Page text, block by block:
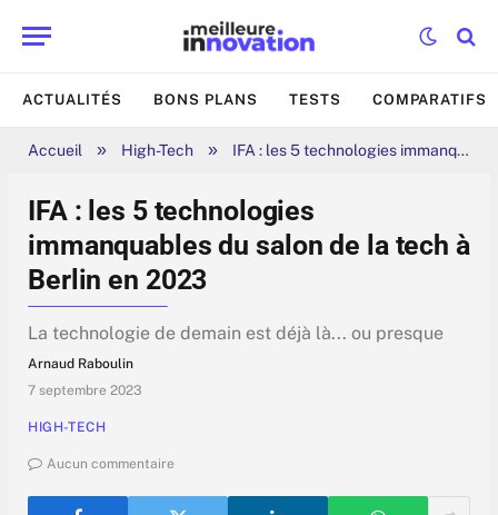
ACTUALITÉS BONS PLANS TESTS COMPARATIFS
Accueil » High-Tech » IFA : les 5 technologies immanquables du salon de la tech à Berlin en 2023
IFA : les 5 technologies
immanquables du salon de la tech à
Berlin en 2023
La technologie de demain est déjà là... ou presque
Arnaud Raboulin
7 septembre 2023
HIGH-TECH
Aucun commentaire